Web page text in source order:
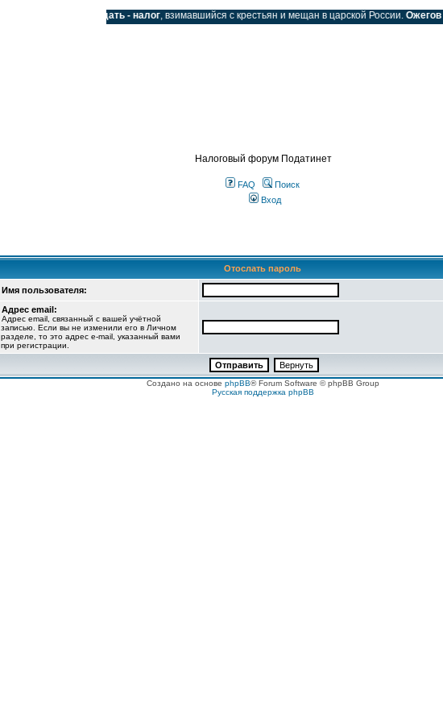
Подать - налог, взимавшийся с крестьян и мещан в царской России.Ожегов
Налоговый форум Податинет
FAQ
Поиск
Вход
Отослать пароль
Имя пользователя:
Адрес email:
Адрес email, связанный с вашей учётной
записью. Если вы не изменили его в Личном
разделе, то это адрес e-mail, указанный вами
при регистрации.
Создано на основе phpBB® Forum Software © phpBB Group
Русская поддержка phpBB